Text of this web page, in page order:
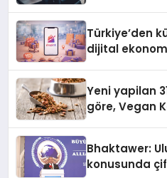
Türkiye’den
dijital
Yeni yapilan
göre, Vegan
Bhaktawer:
konusunda